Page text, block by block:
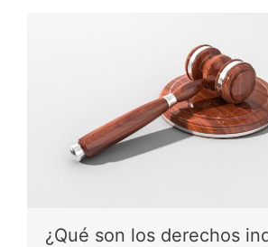
¿Qué son los derechos